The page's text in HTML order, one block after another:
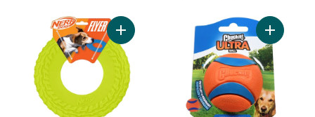
Ajouter Jouet pour chien Tire Flyer au
Ajouter